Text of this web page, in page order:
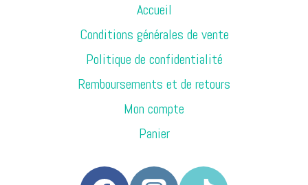
Accueil
Conditions générales de vente
Politique de confidentialité
Remboursements et de retours
Mon compte
Panier